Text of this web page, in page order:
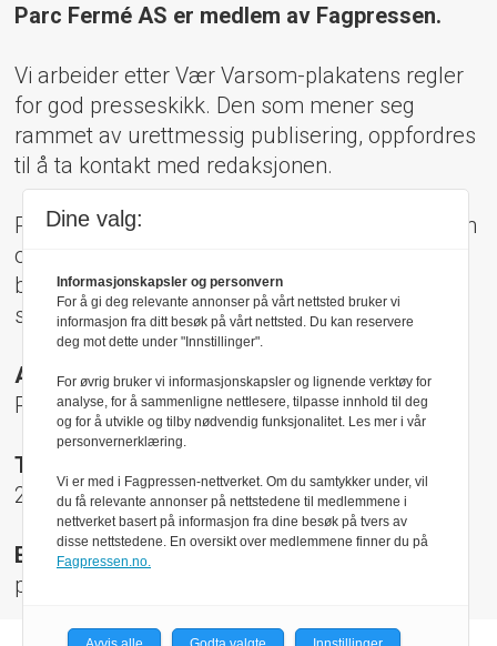
Parc Fermé AS er medlem av Fagpressen.
Vi arbeider etter Vær Varsom-plakatens regler
for god presseskikk. Den som mener seg
rammet av urettmessig publisering, oppfordres
til å ta kontakt med redaksjonen.
Pressens Faglige Utvalg (PFU) er et klageorgan
oppnevnt av Norsk Presseforbund som
behandler klager mot mediene i presseetiske
spørsmål.
Adresse:
Rådhusgt 17, 0158 Oslo
Telefon:
22 40 50 40
E-post:
pfu@presse.no
Dine valg:
Informasjonskapsler og personvern
For å gi deg relevante annonser på vårt nettsted bruker vi
informasjon fra ditt besøk på vårt nettsted. Du kan reservere
deg mot dette under "Innstillinger".
For øvrig bruker vi informasjonskapsler og lignende verktøy for
analyse, for å sammenligne nettlesere, tilpasse innhold til deg
og for å utvikle og tilby nødvendig funksjonalitet. Les mer i vår
personvernerklæring.
Vi er med i Fagpressen-nettverket. Om du samtykker under, vil
du få relevante annonser på nettstedene til medlemmene i
nettverket basert på informasjon fra dine besøk på tvers av
disse nettstedene. En oversikt over medlemmene finner du på
Fagpressen.no.